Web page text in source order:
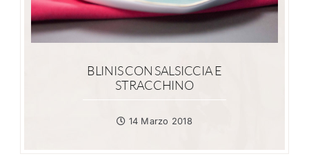
BLINIS CON SALSICCIA E
STRACCHINO
14 Marzo 2018